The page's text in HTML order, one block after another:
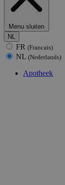
Menu sluiten
NL
FR (Francais)
NL (Nederlands)
Apotheek